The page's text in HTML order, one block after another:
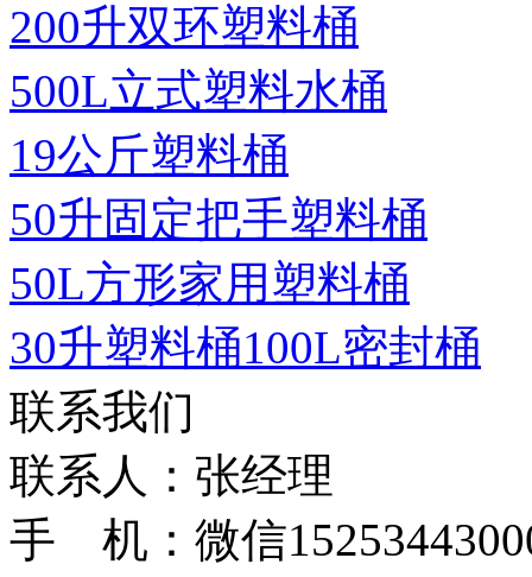
200升双环塑料桶
500L立式塑料水桶
19公斤塑料桶
50升固定把手塑料桶
50L方形家用塑料桶
30升塑料桶100L密封桶
联系我们
联系人：张经理
手 机：微信